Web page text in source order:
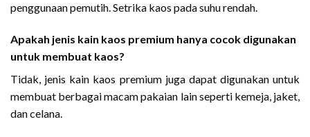
penggunaan pemutih. Setrika kaos pada suhu rendah.
Apakah jenis kain kaos premium hanya cocok digunakan
untuk membuat kaos?
Tidak, jenis kain kaos premium juga dapat digunakan untuk
membuat berbagai macam pakaian lain seperti kemeja, jaket,
dan celana.